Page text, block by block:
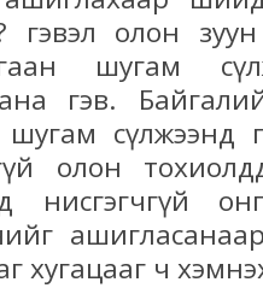
гэвэл олон
шугам
гэв.
сүлжээнд
олон
нисгэгчгүй
ашигласанаар
хугацааг ч